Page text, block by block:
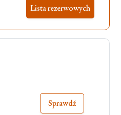
Lista rezerwowych
Sprawdź